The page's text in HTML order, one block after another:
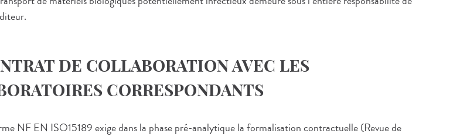
DE COLLABORATION AVEC LES
CORRESPONDANTS
NF EN ISO15189 exige dans la phase pré-analytique la formalisation contractuelle (Revue de